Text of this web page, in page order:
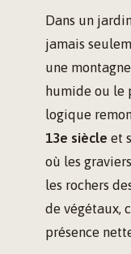
Dans un
jamais
une
humide ou le
logique
13e siècle et
où les
les rochers
de végétaux,
présence